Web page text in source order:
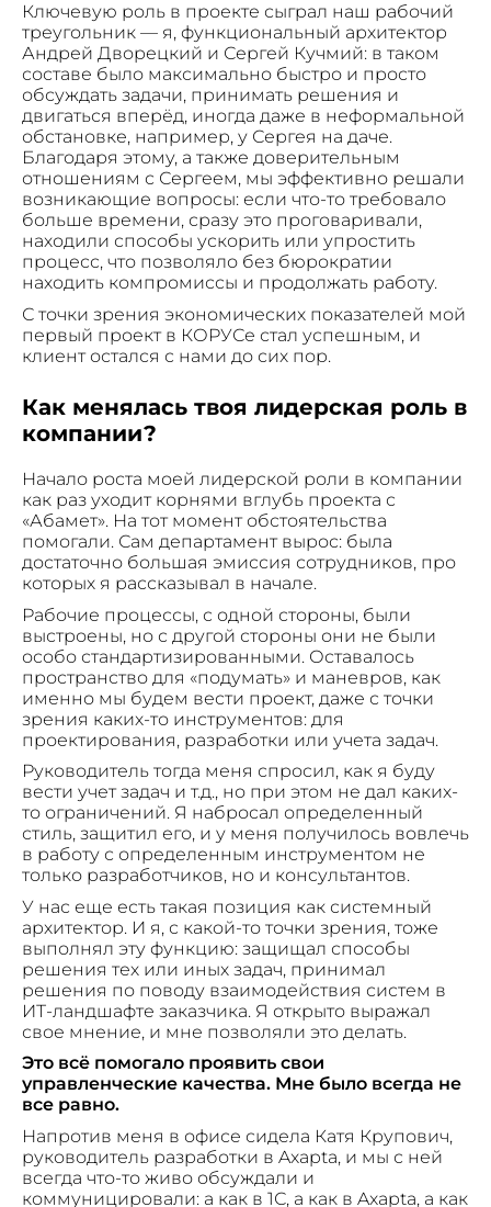
Ключевую роль в проекте сыграл наш рабочий
треугольник — я, функциональный архитектор
Андрей Дворецкий и Сергей Кучмий: в таком
составе было максимально быстро и просто
обсуждать задачи, принимать решения и
двигаться вперёд, иногда даже в неформальной
обстановке, например, у Сергея на даче.
Благодаря этому, а также доверительным
отношениям с Сергеем, мы эффективно решали
возникающие вопросы: если что-то требовало
больше времени, сразу это проговаривали,
находили способы ускорить или упростить
процесс, что позволяло без бюрократии
находить компромиссы и продолжать работу.
С точки зрения экономических показателей мой
первый проект в КОРУСе стал успешным, и
клиент остался с нами до сих пор.
Как менялась твоя лидерская роль в
компании?
Начало роста моей лидерской роли в компании
как раз уходит корнями вглубь проекта с
«Абамет». На тот момент обстоятельства
помогали. Сам департамент вырос: была
достаточно большая эмиссия сотрудников, про
которых я рассказывал в начале.
Рабочие процессы, с одной стороны, были
выстроены, но с другой стороны они не были
особо стандартизированными. Оставалось
пространство для «подумать» и маневров, как
именно мы будем вести проект, даже с точки
зрения каких-то инструментов: для
проектирования, разработки или учета задач.
Руководитель тогда меня спросил, как я буду
вести учет задач и т.д., но при этом не дал каких-
то ограничений. Я набросал определенный
стиль, защитил его, и у меня получилось вовлечь
в работу с определенным инструментом не
только разработчиков, но и консультантов.
У нас еще есть такая позиция как системный
архитектор. И я, с какой-то точки зрения, тоже
выполнял эту функцию: защищал способы
решения тех или иных задач, принимал
решения по поводу взаимодействия систем в
ИТ-ландшафте заказчика. Я открыто выражал
свое мнение, и мне позволяли это делать.
Это всё помогало проявить свои
управленческие качества. Мне было всегда не
все равно.
Напротив меня в офисе сидела Катя Крупович,
руководитель разработки в Axapta, и мы с ней
всегда что-то живо обсуждали и
коммуницировали: а как в 1С, а как в Axapta, а как